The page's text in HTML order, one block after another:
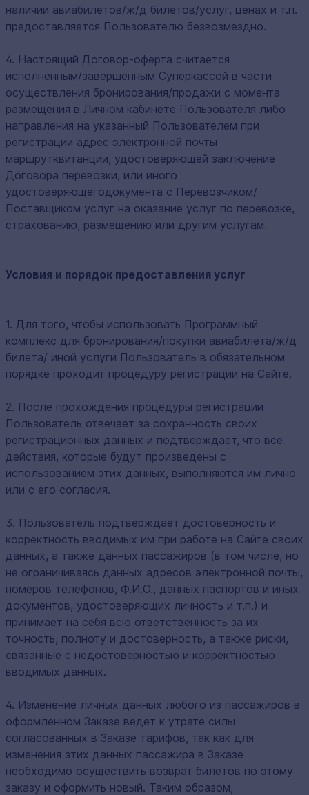
наличии авиабилетов/ж/д билетов/услуг, ценах и т.п.
предоставляется Пользователю безвозмездно.
4. Настоящий Договор-оферта считается
исполненным/завершенным Суперкассой в части
осуществления бронирования/продажи с момента
размещения в Личном кабинете Пользователя либо
направления на указанный Пользователем при
регистрации адрес электронной почты
маршрутквитанции, удостоверяющей заключение
Договора перевозки, или иного
удостоверяющегодокумента с Перевозчиком/
Поставщиком услуг на оказание услуг по перевозке,
страхованию, размещению или другим услугам.
Условия и порядок предоставления услуг
1. Для того, чтобы использовать Программный
комплекс для бронирования/покупки авиабилета/ж/д
билета/ иной услуги Пользователь в обязательном
порядке проходит процедуру регистрации на Сайте.
2. После прохождения процедуры регистрации
Пользователь отвечает за сохранность своих
регистрационных данных и подтверждает, что все
действия, которые будут произведены с
использованием этих данных, выполняются им лично
или с его согласия.
3. Пользователь подтверждает достоверность и
корректность вводимых им при работе на Сайте своих
данных, а также данных пассажиров (в том числе, но
не ограничиваясь данных адресов электронной почты,
номеров телефонов, Ф.И.О., данных паспортов и иных
документов, удостоверяющих личность и т.п.) и
принимает на себя всю ответственность за их
точность, полноту и достоверность, а также риски,
связанные с недостоверностью и корректностью
вводимых данных.
4. Изменение личных данных любого из пассажиров в
оформленном Заказе ведет к утрате силы
согласованных в Заказе тарифов, так как для
изменения этих данных пассажира в Заказе
необходимо осуществить возврат билетов по этому
заказу и оформить новый. Таким образом,